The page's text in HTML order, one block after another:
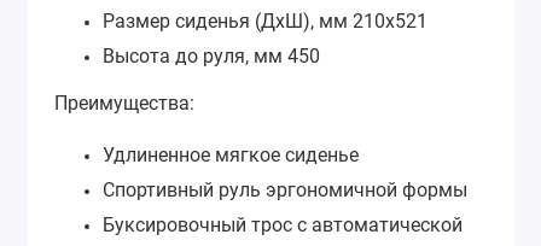
Размер сиденья (ДхШ), мм 210х521
Высота до руля, мм 450
Преимущества:
Удлиненное мягкое сиденье
Спортивный руль эргономичной формы
Буксировочный трос с автоматической